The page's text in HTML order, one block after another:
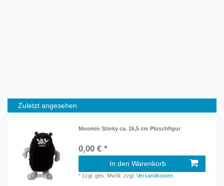
Zuletzt angesehen
Moomin Stinky ca. 16,5 cm Plüschfigur
0,00 € *
In den Warenkorb
*zzgl. ges. MwSt. zzgl.Versandkosten